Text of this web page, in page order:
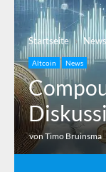
Startseite News
Altcoin News
von Timo Bruinsma